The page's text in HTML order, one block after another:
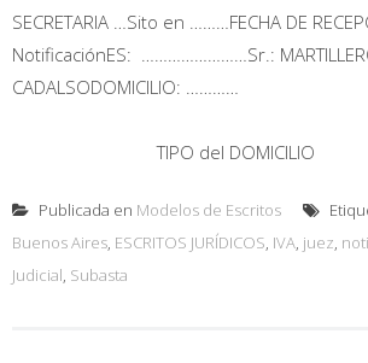
SECRETARIA …Sito en ………FECHA DE
NotificaciónES: ……………………Sr.:
TIPO del DOMICILIO
Publicada en Modelos de Escritos
Buenos Aires, ESCRITOS JURÍDICOS, IVA, juez,
Judicial, Subasta